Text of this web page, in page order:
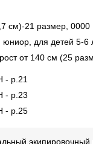
см)-21 размер,
юниор, для детей 5-
от 140 см (25
- р.21
- р.23
- р.25
экипировочный